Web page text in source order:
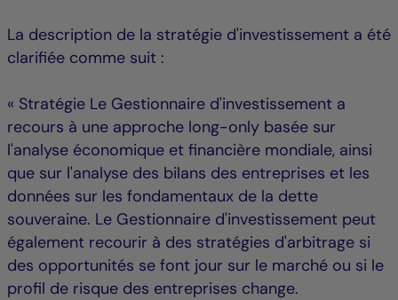
La description de la stratégie d'investissement a été
clarifiée comme suit :
« Stratégie Le Gestionnaire d'investissement a
recours à une approche long-only basée sur
l'analyse économique et financière mondiale, ainsi
que sur l'analyse des bilans des entreprises et les
données sur les fondamentaux de la dette
souveraine. Le Gestionnaire d'investissement peut
également recourir à des stratégies d'arbitrage si
des opportunités se font jour sur le marché ou si le
profil de risque des entreprises change.